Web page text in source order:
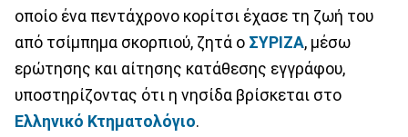
οποίο ένα πεντάχρονο κορίτσι έχασε τη ζωή του
από τσίμπημα σκορπιού, ζητά ο ΣΥΡΙΖΑ, μέσω
ερώτησης και αίτησης κατάθεσης εγγράφου,
υποστηρίζοντας ότι η νησίδα βρίσκεται στο
Ελληνικό Κτηματολόγιο.